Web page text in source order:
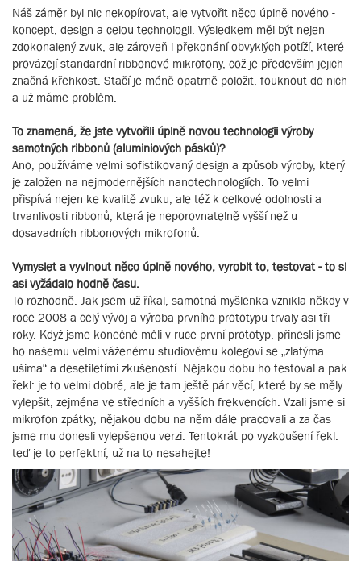
Náš záměr byl nic nekopírovat, ale vytvořit něco úplně nového -
koncept, design a celou technologii. Výsledkem měl být nejen
zdokonalený zvuk, ale zároveň i překonání obvyklých potíží, které
provázejí standardní ribbonové mikrofony, což je především jejich
značná křehkost. Stačí je méně opatrně položit, fouknout do nich
a už máme problém.
To znamená, že jste vytvořili úplně novou technologii výroby
samotných ribbonů (aluminiových pásků)?
Ano, používáme velmi sofistikovaný design a způsob výroby, který
je založen na nejmodernějších nanotechnologiích. To velmi
přispívá nejen ke kvalitě zvuku, ale též k celkové odolnosti a
trvanlivosti ribbonů, která je neporovnatelně vyšší než u
dosavadních ribbonových mikrofonů.
Vymyslet a vyvinout něco úplně nového, vyrobit to, testovat - to si
asi vyžádalo hodně času.
To rozhodně. Jak jsem už říkal, samotná myšlenka vznikla někdy v
roce 2008 a celý vývoj a výroba prvního prototypu trvaly asi tři
roky. Když jsme konečně měli v ruce první prototyp, přinesli jsme
ho našemu velmi váženému studiovému kolegovi se „zlatýma
ušima“ a desetiletími zkušeností. Nějakou dobu ho testoval a pak
řekl: je to velmi dobré, ale je tam ještě pár věcí, které by se měly
vylepšit, zejména ve středních a vyšších frekvencích. Vzali jsme si
mikrofon zpátky, nějakou dobu na něm dále pracovali a za čas
jsme mu donesli vylepšenou verzi. Tentokrát po vyzkoušení řekl:
teď je to perfektní, už na to nesahejte!